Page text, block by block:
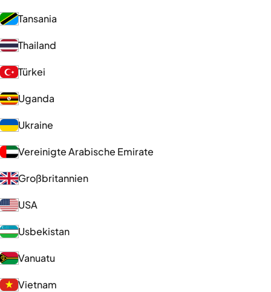
Tansania
Thailand
Türkei
Uganda
Ukraine
Vereinigte Arabische Emirate
Großbritannien
USA
Usbekistan
Vanuatu
Vietnam